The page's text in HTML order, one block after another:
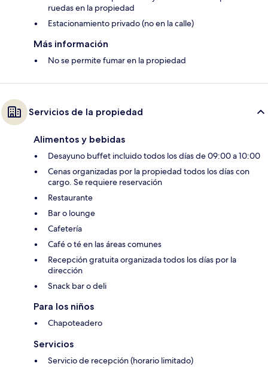
ruedas en la propiedad
Estacionamiento privado (no en la calle)
Más información
No se permite fumar en la propiedad
Servicios de la propiedad
Alimentos y bebidas
Desayuno buffet incluido todos los días de 09:00 a 10:00
Cenas organizadas por la propiedad todos los días con
cargo. Se requiere reservación
Restaurante
Bar o lounge
Cafetería
Café o té en las áreas comunes
Recepción gratuita organizada todos los días por la
dirección
Snack bar o deli
Para los niños
Chapoteadero
Servicios
Servicio de recepción (horario limitado)